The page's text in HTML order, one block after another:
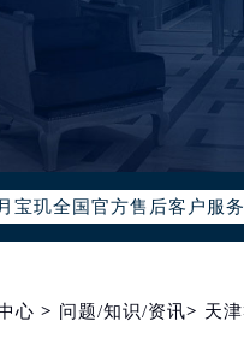
宝玑中国区售后服务网络
宝玑全国官方售后客户服
国统一服务热线400-886-
宝玑售后服务中心最新网
区东长安街1号东方广场
心 > 问题/知识/资讯> 天津